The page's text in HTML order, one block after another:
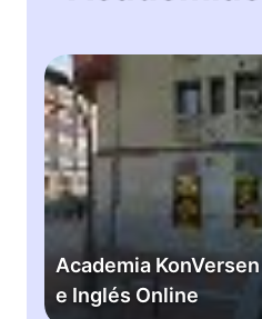
Academia
e Inglés Online
A
c
a
d
e
m
i
o